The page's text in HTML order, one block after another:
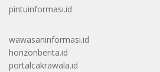
pintuinformasi.id
wawasaninformasi.id
horizonberita.id
portalcakrawala.id